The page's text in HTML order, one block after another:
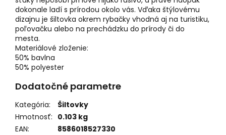
dokonale ladí s prírodou okolo vás. Vďaka štýlovému
dizajnu je šiltovka okrem rybačky vhodná aj na turistiku,
poľovačku alebo na prechádzku do prírody či do
mesta.
Materiálové zloženie:
50% bavlna
50% polyester
Dodatočné parametre
Kategória:
Šiltovky
Hmotnosť: 0.103 kg
EAN:
8586018527330